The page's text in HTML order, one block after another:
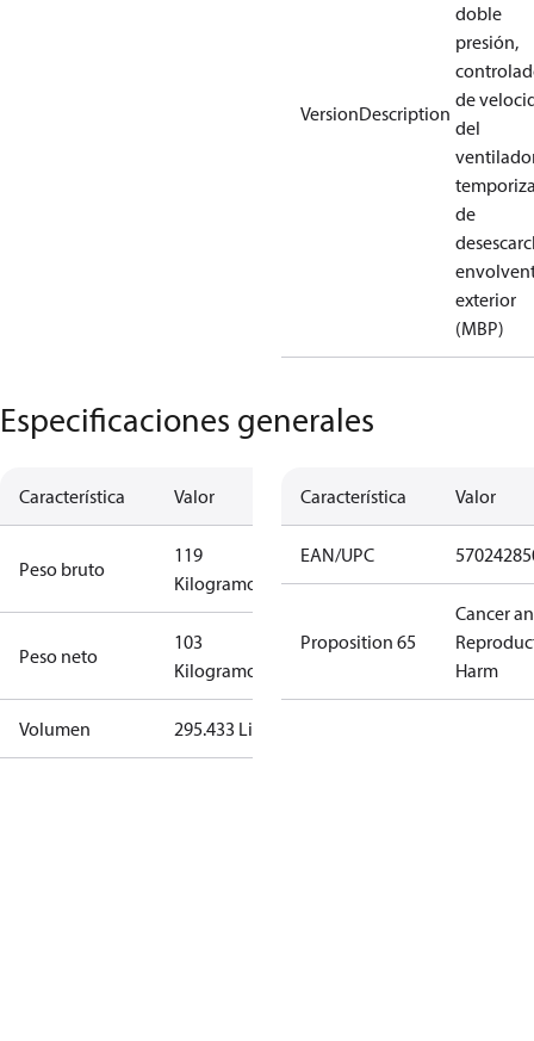
VersionDescription
doble
presión,
de
del
de
exterior
(MBP)
Especificaciones generales
Característica Valor
Peso bruto
119
Kilogramo
Peso neto
103
Kilogramo
Volumen 295.433 Litro
Característica Valor
EAN/UPC
Proposition 65
Cancer
Harm